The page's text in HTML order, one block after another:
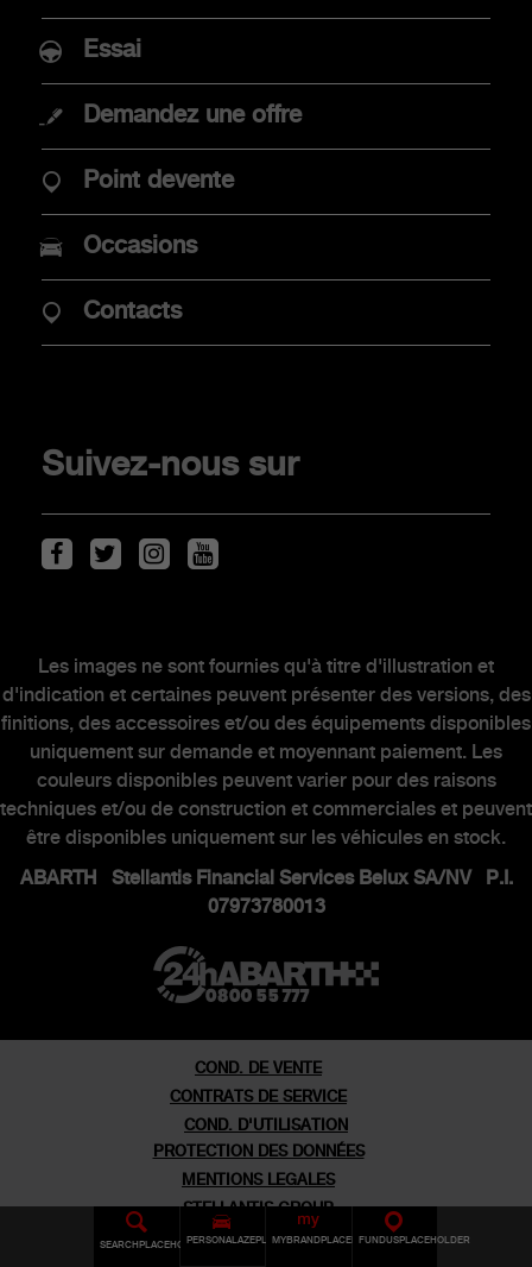
SEARCHPLACEHOLDERMOBILEPERSONALAZEPLACEHOLDERMYBRANDPLACEHOLDERFUNDUSPLACEHOLDER
Abarth 500e
ACHAT
Promotions
Mobilité électrique
Véhicules de stock
Scorpionship
Entretien des véhicules
Contacter un concessionnaire
MONDE ABARTH
Heritage
Series speciales
Essai
Demandez une offre
Point devente
Occasions
Contacts
Suivez-nous sur
Les images ne sont fournies qu'à titre d'illustration et
d'indication et certaines peuvent présenter des versions, des
finitions, des accessoires et/ou des équipements disponibles
uniquement sur demande et moyennant paiement. Les
couleurs disponibles peuvent varier pour des raisons
techniques et/ou de construction et commerciales et peuvent
être disponibles uniquement sur les véhicules en stock.
ABARTH Stellantis Financial Services Belux SA/NV P.I.
07973780013
COND. DE VENTE
CONTRATS DE SERVICE
COND. D'UTILISATION
PROTECTION DES DONNÉES
MENTIONS LEGALES
STELLANTIS GROUP